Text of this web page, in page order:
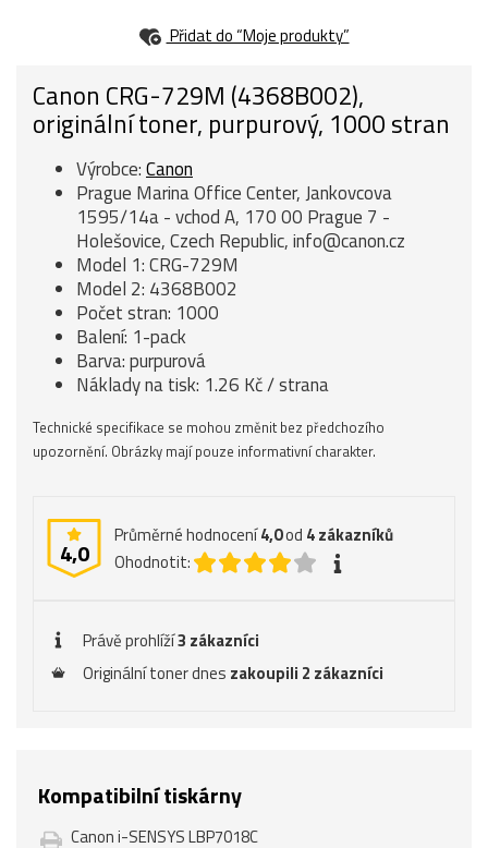
Přidat do “Moje produkty”
Canon CRG-729M (4368B002),
originální toner, purpurový, 1000 stran
Výrobce:Canon
Prague Marina Office Center, Jankovcova
1595/14a - vchod A, 170 00 Prague 7 -
Holešovice, Czech Republic, info@canon.cz
Model 1: CRG-729M
Model 2: 4368B002
Počet stran: 1000
Balení: 1-pack
Barva: purpurová
Náklady na tisk: 1.26 Kč / strana
Technické specifikace se mohou změnit bez předchozího
upozornění. Obrázky mají pouze informativní charakter.
4,0
Průměrné hodnocení4,0od 4zákazníků
Ohodnotit:
Právě prohlíží3 zákazníci
Originální toner dnes zakoupili 2 zákazníci
Kompatibilní tiskárny
Canon i-SENSYS LBP7018C